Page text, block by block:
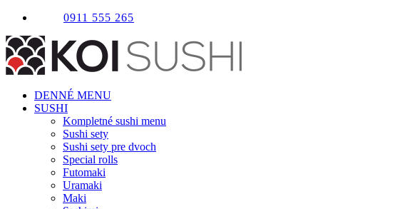
Skip
content
0911 555 265
DENNÉ MENU
SUSHI
Kompletné sushi menu
Sushi sety
Sushi sety pre dvoch
Special rolls
Futomaki
Uramaki
Maki